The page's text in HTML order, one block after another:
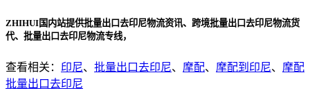
ZHIHUI国内站提供批量出口去印尼物流资讯、跨境批量出口去印尼物流货
代、批量出口去印尼物流专线，
查看相关： 印尼、 批量出口去印尼、 摩配、 摩配到印尼、 摩配
批量出口去印尼